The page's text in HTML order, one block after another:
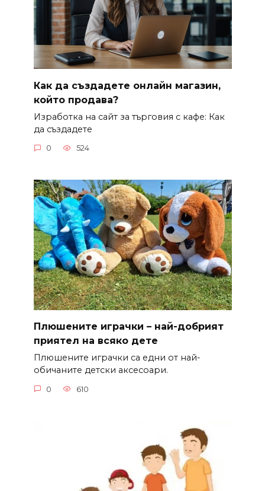
Как да създадете онлайн магазин,
който продава?
Изработка на сайт за търговия с кафе: Как
да създадете
0 524
Плюшените играчки – най-добрият
приятел на всяко дете
Плюшените играчки са едни от най-
обичаните детски аксесоари.
0 610